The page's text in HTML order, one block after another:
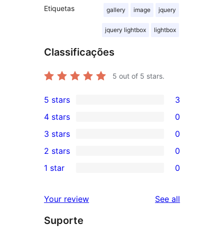
Etiquetas gallery image jquery
jquery lightbox lightbox
Classificações
5 out of 5 stars.
3
5-
star
reviews
5 stars 3
4-
star
reviews
4 stars 0
0
3-
star
3 stars 0
2-
reviews
2 stars 0
star
reviews
1 star 0
Your review See all
Suporte